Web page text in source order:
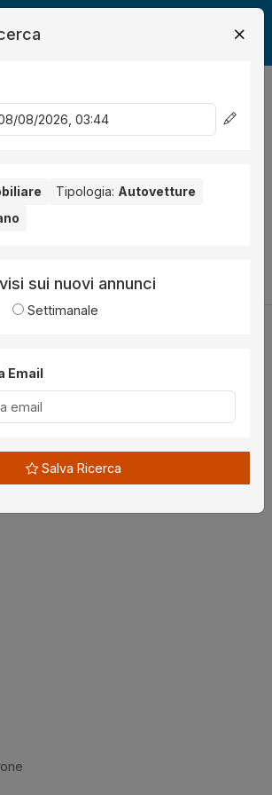
Ordina per
selezionata:Napoli.
parametri di ricerca:
Tipologia: Autovetture
sui nuovi annunci
Settimanale
Email
Salva Ricerca